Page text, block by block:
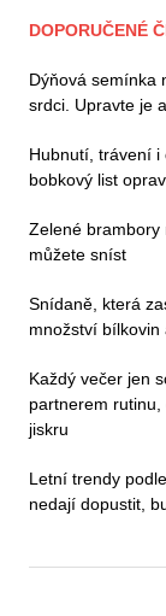
DOPORUČENÉ
Dýňová semínka
srdci. Upravte je
Hubnutí, trávení i
bobkový list
Zelené brambory
můžete sníst
Snídaně, která
množství bílkovin
Každý večer jen
partnerem
jiskru
Letní trendy
nedají dopustit,